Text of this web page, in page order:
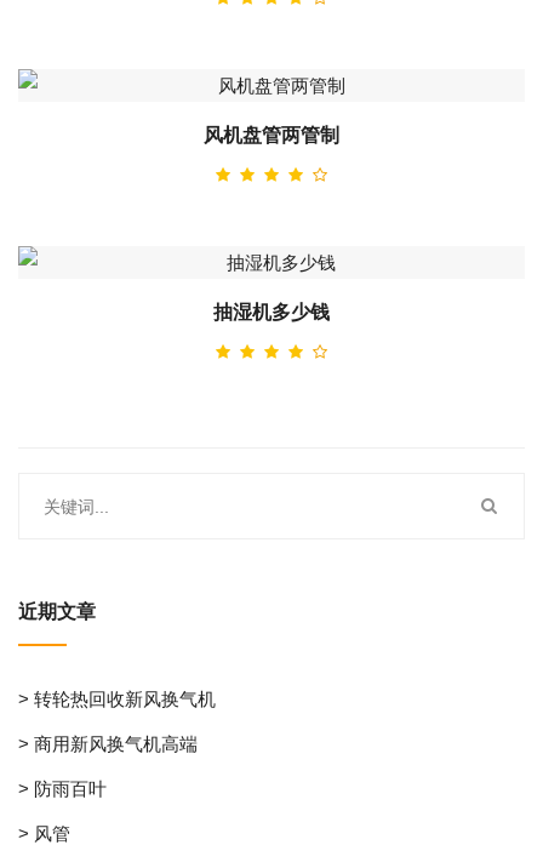
风机盘管两管制
抽湿机多少钱
近期文章
> 转轮热回收新风换气机
> 商用新风换气机高端
> 防雨百叶
> 风管